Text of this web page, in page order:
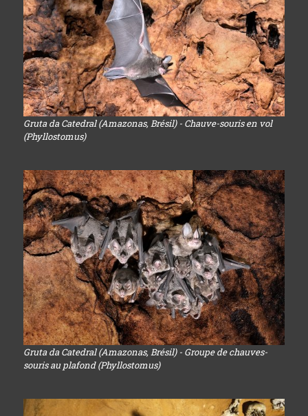
Gruta da Catedral (Amazonas, Brésil) - Chauve-souris en vol
(Phyllostomus)
Gruta da Catedral (Amazonas, Brésil) - Groupe de chauves-
souris au plafond (Phyllostomus)